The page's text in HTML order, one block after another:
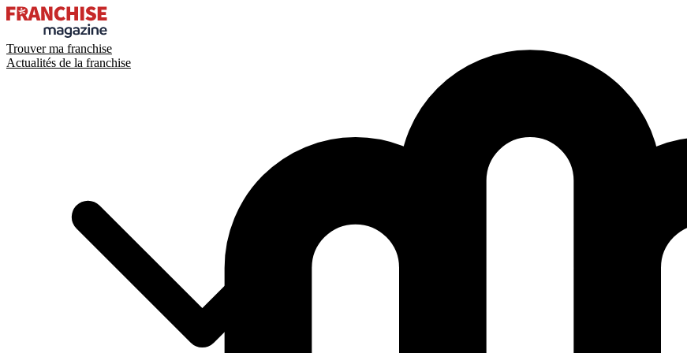
Trouver ma franchise
Actualités de la franchise